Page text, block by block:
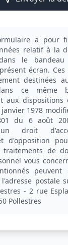
a pour
relatif à la
le
écran. Ces
destinées
ce même
aux
1978
du 6 août
droit
d'opposition
traitements de
vous
peuvent
postale
- 2 rue
Pollestres